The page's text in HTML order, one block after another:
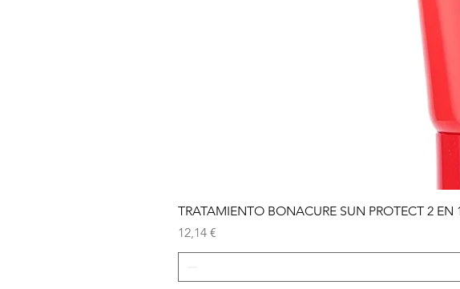
TRATAMIENTO BONACURE SUN PROTECT 2 EN
Precio
12,14 €